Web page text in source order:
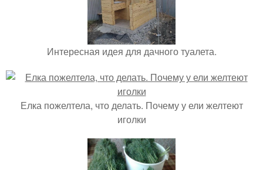
Интересная идея для дачного туалета.
Елка пожелтела, что делать. Почему у ели желтеют
иголки